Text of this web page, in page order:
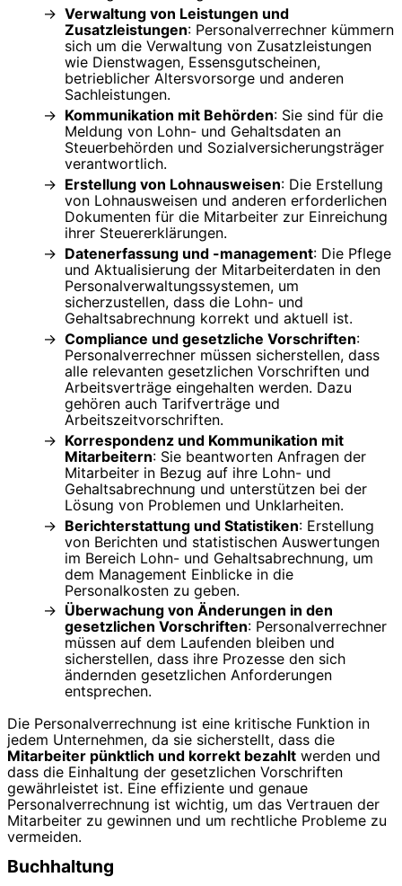
Verwaltung von Leistungen und
Zusatzleistungen: Personalverrechner kümmern
sich um die Verwaltung von Zusatzleistungen
wie Dienstwagen, Essensgutscheinen,
betrieblicher Altersvorsorge und anderen
Sachleistungen.
Kommunikation mit Behörden: Sie sind für die
Meldung von Lohn- und Gehaltsdaten an
Steuerbehörden und Sozialversicherungsträger
verantwortlich.
Erstellung von Lohnausweisen: Die Erstellung
von Lohnausweisen und anderen erforderlichen
Dokumenten für die Mitarbeiter zur Einreichung
ihrer Steuererklärungen.
Datenerfassung und -management: Die Pflege
und Aktualisierung der Mitarbeiterdaten in den
Personalverwaltungssystemen, um
sicherzustellen, dass die Lohn- und
Gehaltsabrechnung korrekt und aktuell ist.
Compliance und gesetzliche Vorschriften:
Personalverrechner müssen sicherstellen, dass
alle relevanten gesetzlichen Vorschriften und
Arbeitsverträge eingehalten werden. Dazu
gehören auch Tarifverträge und
Arbeitszeitvorschriften.
Korrespondenz und Kommunikation mit
Mitarbeitern: Sie beantworten Anfragen der
Mitarbeiter in Bezug auf ihre Lohn- und
Gehaltsabrechnung und unterstützen bei der
Lösung von Problemen und Unklarheiten.
Berichterstattung und Statistiken: Erstellung
von Berichten und statistischen Auswertungen
im Bereich Lohn- und Gehaltsabrechnung, um
dem Management Einblicke in die
Personalkosten zu geben.
Überwachung von Änderungen in den
gesetzlichen Vorschriften: Personalverrechner
müssen auf dem Laufenden bleiben und
sicherstellen, dass ihre Prozesse den sich
ändernden gesetzlichen Anforderungen
entsprechen.
Die Personalverrechnung ist eine kritische Funktion in
jedem Unternehmen, da sie sicherstellt, dass die
Mitarbeiter pünktlich und korrekt bezahlt werden und
dass die Einhaltung der gesetzlichen Vorschriften
gewährleistet ist. Eine effiziente und genaue
Personalverrechnung ist wichtig, um das Vertrauen der
Mitarbeiter zu gewinnen und um rechtliche Probleme zu
vermeiden.
Buchhaltung